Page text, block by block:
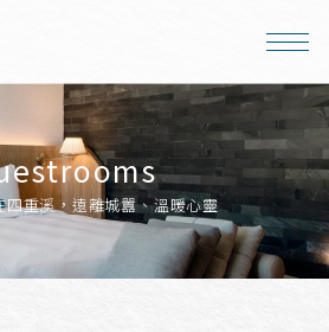
四重溪，遠離城囂、溫暖心靈